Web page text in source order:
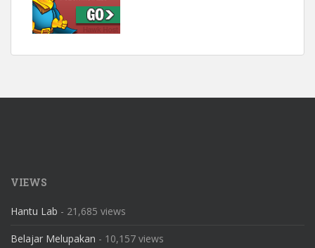
VIEWS
Hantu Lab - 21,685 views
Belajar Melupakan - 10,157 views